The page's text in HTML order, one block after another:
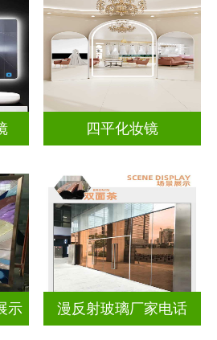
四平化妆镜
示 漫反射玻璃厂家电话